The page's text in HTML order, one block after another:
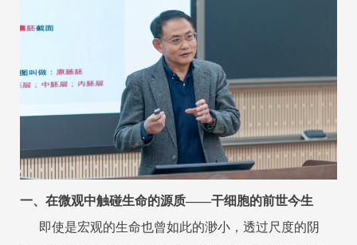
一、在微观中触碰生命的源质——干细胞的前世今生
即使是宏观的生命也曾如此的渺小，透过尺度的阴